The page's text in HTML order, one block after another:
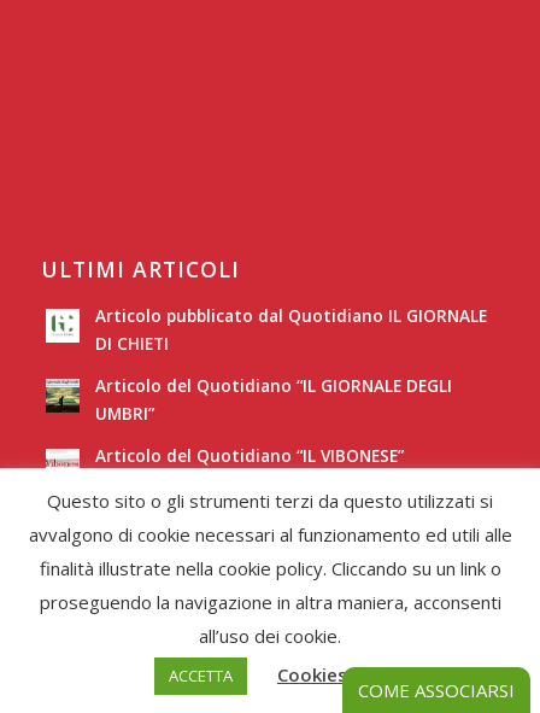
ULTIMI ARTICOLI
Articolo pubblicato dal Quotidiano IL GIORNALE
DI CHIETI
Articolo del Quotidiano “IL GIORNALE DEGLI
UMBRI”
Articolo del Quotidiano “IL VIBONESE”
Articolo del Quotidiano “LA NUOVA SARDEGNA”
Federcori- Enfold Theme by Kriesi
Questo sito o gli strumenti terzi da questo utilizzati si
avvalgono di cookie necessari al funzionamento ed utili alle
finalità illustrate nella cookie policy. Cliccando su un link o
proseguendo la navigazione in altra maniera, acconsenti
all’uso dei cookie.
ACCETTA Cookies Policy
COME ASSOCIARSI